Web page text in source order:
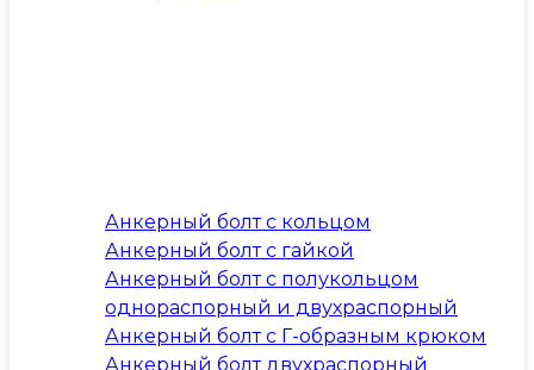
Анкерный болт с кольцом
Анкерный болт с гайкой
Анкерный болт с полукольцом
однораспорный и двухраспорный
Анкерный болт с Г-образным крюком
Анкерный болт двухраспорный